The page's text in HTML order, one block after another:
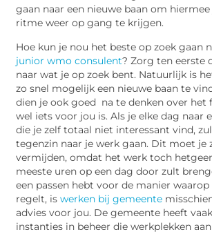
gaan naar een nieuwe baan om
ritme weer op gang te krijgen.
Hoe kun je nou het beste op zoek gaan
junior wmo consulent? Zorg ten eerste
naar wat je op zoek bent. Natuurlijk is
zo snel mogelijk een nieuwe baan te
dien je ook goed na te denken over het
wel iets voor jou is. Als je elke dag naar
die je zelf totaal niet interessant vind,
tegenzin naar je werk gaan. Dit moet je
vermijden, omdat het werk toch
meeste uren op een dag door zult
een passen hebt voor de manier
regelt, iswerken bij gemeente
advies voor jou. De gemeente heeft
instanties in beheer die werkplekken